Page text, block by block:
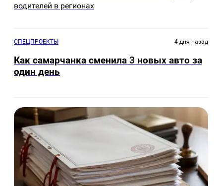
водителей в регионах
СПЕЦПРОЕКТЫ 4 дня назад
Как самарчанка сменила 3 новых авто за
один день